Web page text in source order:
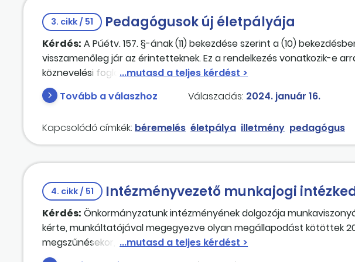
részére?
3. cikk / 51 Pedagógusok új életpályája
Kérdés: A Púétv. 157. §-ának (11) bekezdése szerint a (10)
visszamenőleg jár az érintetteknek. Ez a rendelkezés vonatkozik-e
köznevelési foglalkoztatotti jogviszonyban történő foglalkoztatást,
2023. július 1. és 2023. november 1. napja közötti illetménykülönbözetet
Tovább a válaszhoz Válaszadás: 2024. január 16.
Kapcsolódó címkék: béremelés életpálya illetmény pedagógus
4. cikk / 51 Intézményvezető munkajogi
Kérdés: Önkormányzatunk intézményének dolgozója
kérte, munkáltatójával megegyezve olyan megállapodást kötöttek
megszűnésekor, azaz 2023. április 30-án, 2 havi végkielégítésben
napon, azaz 2023. március 31-én az intézményvezető